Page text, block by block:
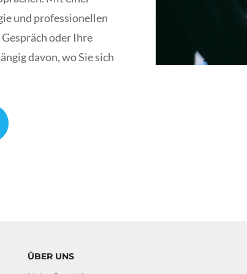
und professionellen
oder Ihre
davon, wo Sie sich
ÜBER UNS